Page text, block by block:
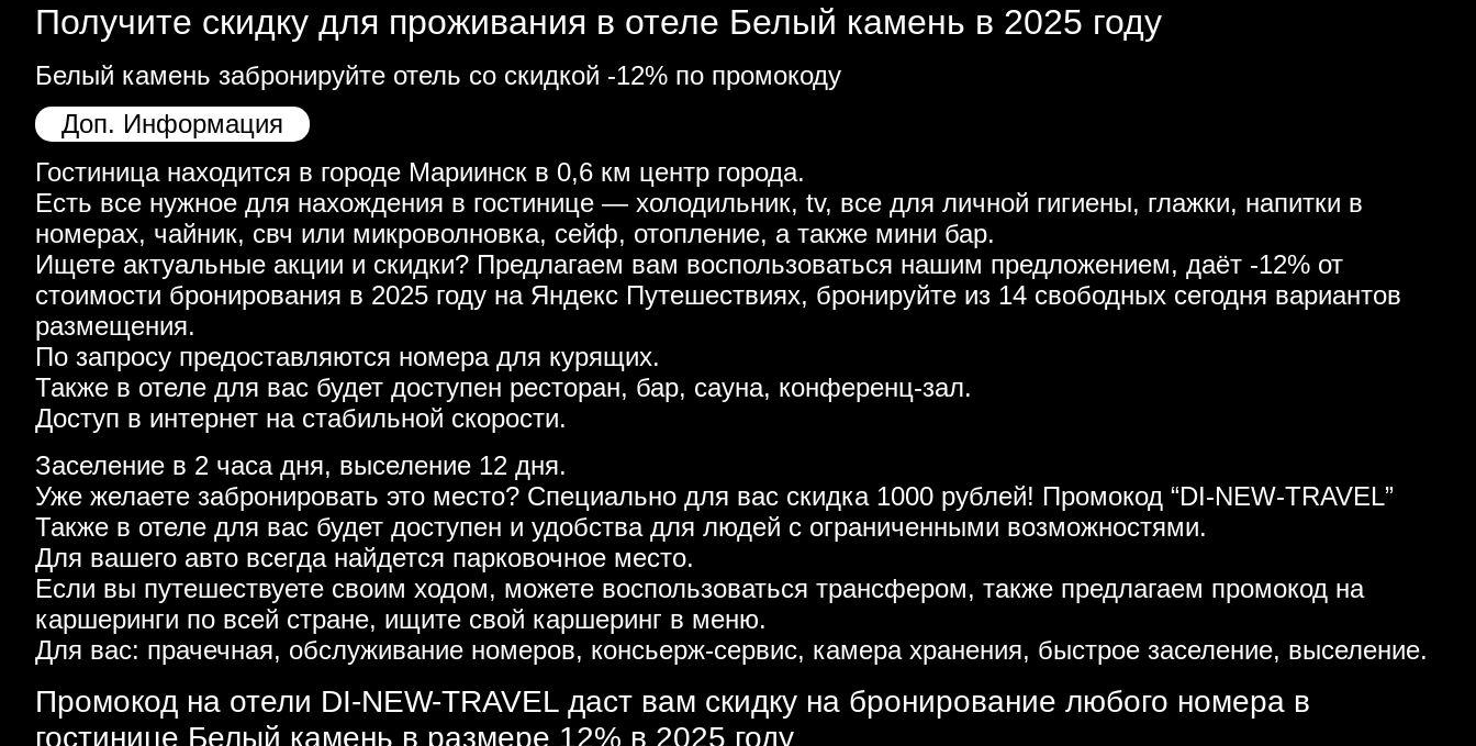
Получите скидку для проживания в отеле Белый камень в 2025 году
Белый камень забронируйте отель со скидкой -12% по промокоду
Доп. Информация
Гостиница находится в городе Мариинск в 0,6 км центр города.
Есть все нужное для нахождения в гостинице — холодильник, tv, все для личной гигиены, глажки, напитки в
номерах, чайник, свч или микроволновка, сейф, отопление, а также мини бар.
Ищете актуальные акции и скидки? Предлагаем вам воспользоваться нашим предложением, даёт -12% от
стоимости бронирования в 2025 году на Яндекс Путешествиях, бронируйте из 14 свободных сегодня вариантов
размещения.
По запросу предоставляются номера для курящих.
Также в отеле для вас будет доступен ресторан, бар, сауна, конференц-зал.
Доступ в интернет на стабильной скорости.
Заселение в 2 часа дня, выселение 12 дня.
Уже желаете забронировать это место? Специально для вас скидка 1000 рублей! Промокод “DI-NEW-TRAVEL”
Также в отеле для вас будет доступен и удобства для людей с ограниченными возможностями.
Для вашего авто всегда найдется парковочное место.
Если вы путешествуете своим ходом, можете воспользоваться трансфером, также предлагаем промокод на
каршеринги по всей стране, ищите свой каршеринг в меню.
Для вас: прачечная, обслуживание номеров, консьерж-сервис, камера хранения, быстрое заселение, выселение.
Промокод на отели DI-NEW-TRAVEL даст вам скидку на бронирование любого номера в
гостинице Белый камень в размере 12% в 2025 году